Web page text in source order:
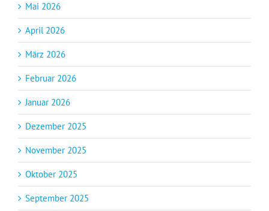
Mai 2026
April 2026
März 2026
Februar 2026
Januar 2026
Dezember 2025
November 2025
Oktober 2025
September 2025